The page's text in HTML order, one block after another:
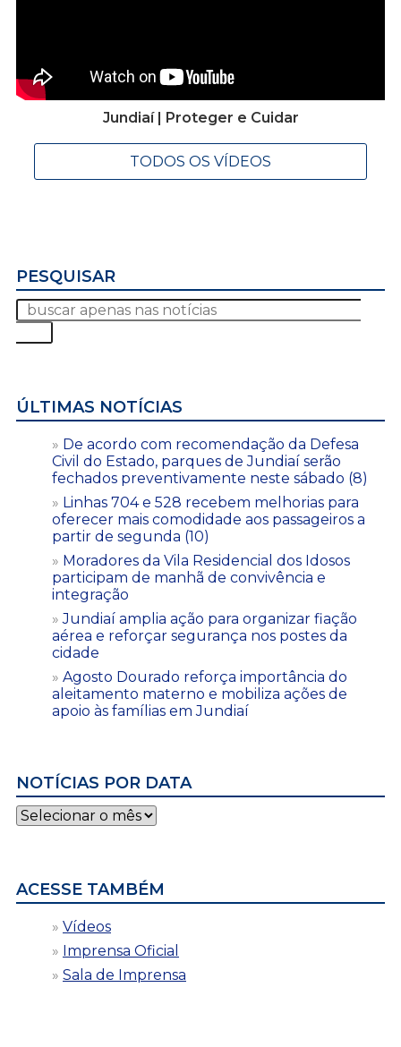
Jundiaí | Proteger e Cuidar
TODOS OS VÍDEOS
PESQUISAR
ÚLTIMAS NOTÍCIAS
De acordo com recomendação da Defesa
Civil do Estado, parques de Jundiaí serão
fechados preventivamente neste sábado (8)
Linhas 704 e 528 recebem melhorias para
oferecer mais comodidade aos passageiros a
partir de segunda (10)
Moradores da Vila Residencial dos Idosos
participam de manhã de convivência e
integração
Jundiaí amplia ação para organizar fiação
aérea e reforçar segurança nos postes da
cidade
Agosto Dourado reforça importância do
aleitamento materno e mobiliza ações de
apoio às famílias em Jundiaí
NOTÍCIAS POR DATA
Notícias
por
ACESSE TAMBÉM
Vídeos
Imprensa Oficial
Sala de Imprensa